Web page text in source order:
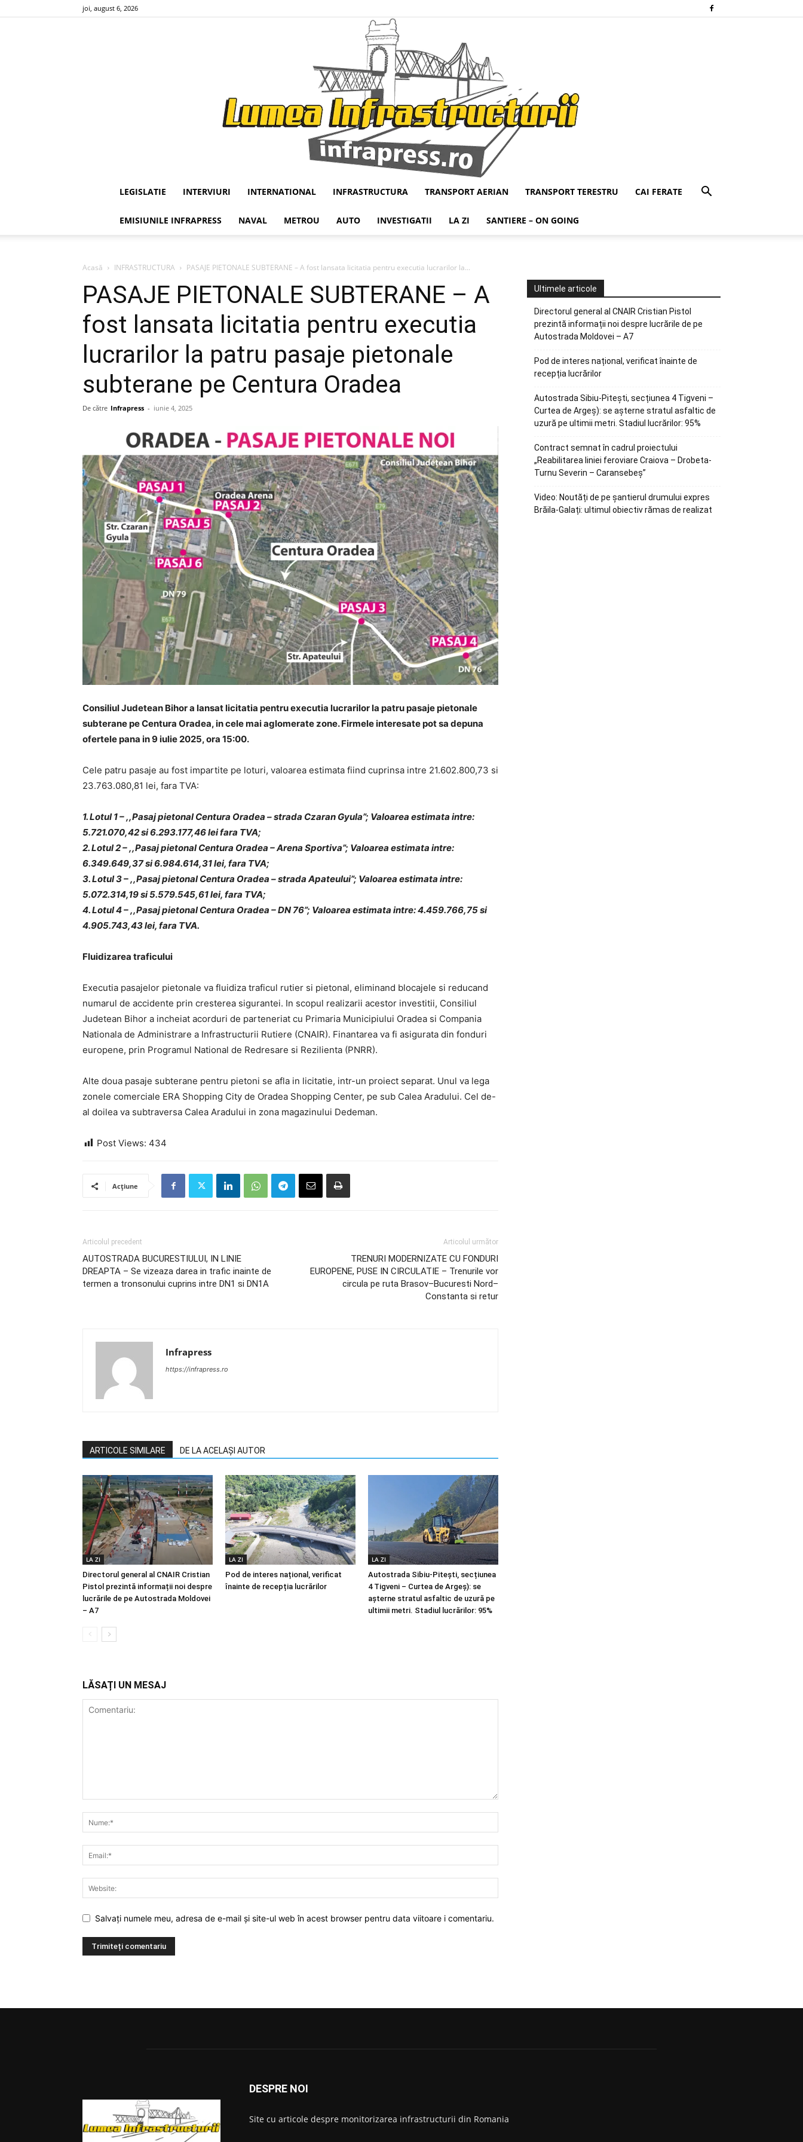
joi, august 6, 2026
Infrapress
LEGISLATIE INTERVIURI INTERNATIONAL INFRASTRUCTURA TRANSPORT AERIAN TRANSPORT TERESTRU CAI FERATE
EMISIUNILE INFRAPRESS NAVAL METROU AUTO INVESTIGATII LA ZI SANTIERE – ON GOING
Acasă INFRASTRUCTURA PASAJE PIETONALE SUBTERANE – A fost lansata licitatia pentru executia lucrarilor la...
PASAJE PIETONALE SUBTERANE – A
fost lansata licitatia pentru executia
lucrarilor la patru pasaje pietonale
subterane pe Centura Oradea
De către Infrapress - iunie 4, 2025
Consiliul Judetean Bihor a lansat licitatia pentru executia lucrarilor la patru pasaje pietonale
subterane pe Centura Oradea, in cele mai aglomerate zone. Firmele interesate pot sa depuna
ofertele pana in 9 iulie 2025, ora 15:00.
Cele patru pasaje au fost impartite pe loturi, valoarea estimata fiind cuprinsa intre 21.602.800,73 si
23.763.080,81 lei, fara TVA:
1. Lotul 1 – ,,Pasaj pietonal Centura Oradea – strada Czaran Gyula”; Valoarea estimata intre:
5.721.070,42 si 6.293.177,46 lei fara TVA;
2. Lotul 2 – ,,Pasaj pietonal Centura Oradea – Arena Sportiva”; Valoarea estimata intre:
6.349.649,37 si 6.984.614,31 lei, fara TVA;
3. Lotul 3 – ,,Pasaj pietonal Centura Oradea – strada Apateului”; Valoarea estimata intre:
5.072.314,19 si 5.579.545,61 lei, fara TVA;
4. Lotul 4 – ,,Pasaj pietonal Centura Oradea – DN 76”; Valoarea estimata intre: 4.459.766,75 si
4.905.743,43 lei, fara TVA.
Fluidizarea traficului
Executia pasajelor pietonale va fluidiza traficul rutier si pietonal, eliminand blocajele si reducand
numarul de accidente prin cresterea sigurantei. In scopul realizarii acestor investitii, Consiliul
Judetean Bihor a incheiat acorduri de parteneriat cu Primaria Municipiului Oradea si Compania
Nationala de Administrare a Infrastructurii Rutiere (CNAIR). Finantarea va fi asigurata din fonduri
europene, prin Programul National de Redresare si Rezilienta (PNRR).
Alte doua pasaje subterane pentru pietoni se afla in licitatie, intr-un proiect separat. Unul va lega
zonele comerciale ERA Shopping City de Oradea Shopping Center, pe sub Calea Aradului. Cel de-
al doilea va subtraversa Calea Aradului in zona magazinului Dedeman.
Post Views: 434
Acțiune
Articolul precedent
AUTOSTRADA BUCURESTIULUI, IN LINIE
DREAPTA – Se vizeaza darea in trafic inainte de
termen a tronsonului cuprins intre DN1 si DN1A
Articolul următor
TRENURI MODERNIZATE CU FONDURI
EUROPENE, PUSE IN CIRCULATIE – Trenurile vor
circula pe ruta Brasov–Bucuresti Nord–
Constanta si retur
Infrapress
https://infrapress.ro
ARTICOLE SIMILARE DE LA ACELAȘI AUTOR
LA ZI
Directorul general al CNAIR Cristian
Pistol prezintă informații noi despre
lucrările de pe Autostrada Moldovei
– A7
LA ZI
Pod de interes național, verificat
înainte de recepția lucrărilor
LA ZI
Autostrada Sibiu-Pitești, secțiunea
4 Tigveni – Curtea de Argeș): se
așterne stratul asfaltic de uzură pe
ultimii metri. Stadiul lucrărilor: 95%
LĂSAȚI UN MESAJ
Salvați numele meu, adresa de e-mail și site-ul web în acest browser pentru data viitoare i comentariu.
Ultimele articole
Directorul general al CNAIR Cristian Pistol
prezintă informații noi despre lucrările de pe
Autostrada Moldovei – A7
Pod de interes național, verificat înainte de
recepția lucrărilor
Autostrada Sibiu-Pitești, secțiunea 4 Tigveni –
Curtea de Argeș): se așterne stratul asfaltic de
uzură pe ultimii metri. Stadiul lucrărilor: 95%
Contract semnat în cadrul proiectului
„Reabilitarea liniei feroviare Craiova – Drobeta-
Turnu Severin – Caransebeș”
Video: Noutăți de pe șantierul drumului expres
Brăila-Galați: ultimul obiectiv rămas de realizat
DESPRE NOI
Site cu articole despre monitorizarea infrastructurii din Romania